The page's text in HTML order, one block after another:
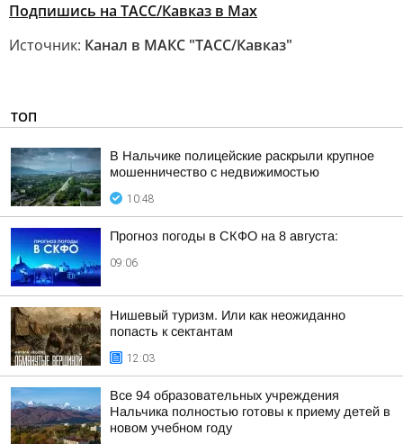
Подпишись на ТАСС/Кавказ в Max
Источник: Канал в МАКС "ТАСС/Кавказ"
ТОП
В Нальчике полицейские раскрыли крупное
мошенничество с недвижимостью
10:48
Прогноз погоды в СКФО на 8 августа:
09:06
Нишевый туризм. Или как неожиданно
попасть к сектантам
12:03
Все 94 образовательных учреждения
Нальчика полностью готовы к приему детей в
новом учебном году